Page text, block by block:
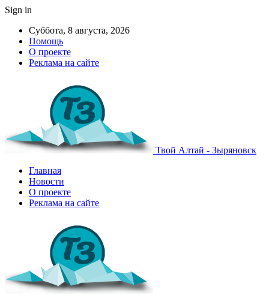
Sign in
Суббота, 8 августа, 2026
Помощь
О проекте
Реклама на сайте
Твой Алтай - Зыряновск
Главная
Новости
О проекте
Реклама на сайте